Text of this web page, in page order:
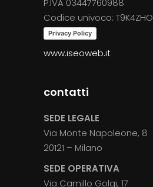
P.IVA 03447760988
Codice univoco: T9K4ZHO
Privacy Policy
www.iseoweb.it
contatti
SEDE LEGALE
Via Monte Napoleone, 8
20121 – Milano
SEDE OPERATIVA
Via Camillo Golgi, 17